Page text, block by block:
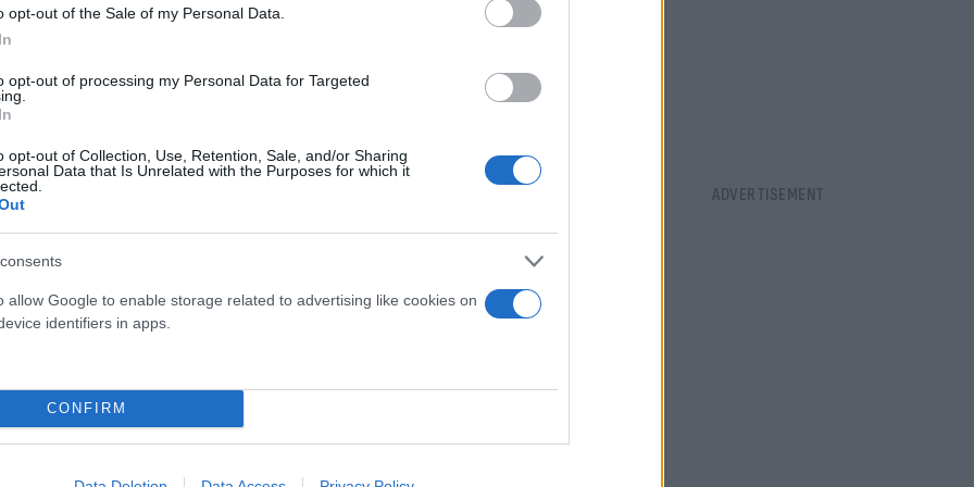
opt-out of the Sale of my Personal Data.
opt-out of processing my Personal Data for Targeted
opt-out of Collection, Use, Retention, Sale, and/or Sharing
Data that Is Unrelated with the Purposes for which it
allow Google to enable storage related to advertising like cookies on
identifiers in apps.
CONFIRM
το κόστος για την κάθε μία. Κάθε στήλη έχει 2 πεδία
τουλάχιστον 5 αριθμούς (από το 1 έως το 50) στο
1 έως το 12). Αυτοί οι δύο είναι οι αριθμοί Eurojackpot.
νικητής του Eurojackpot. Οι παίκτες βέβαια μπορούν
τυχαίας επιλογής αριθμών, συμμετοχής σε συνεχόμενες
χώρες συμπεριλαμβανομένης πλέον και της Ελλάδας,
μπορούν να φτάσουν έως και τα 120 εκατ. ευρώ, μέσα από